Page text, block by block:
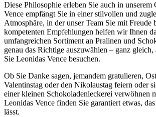
Diese Philosophie erleben Sie auch in unserem
Vence empfängt Sie in einer stilvollen und
Atmosphäre, in der unser Team Sie mit Freude
kompetenten Empfehlungen helfen wir Ihnen
umfangreichen Sortiment an Pralinen und
genau das Richtige auszuwählen – ganz
Sie Leonidas Vence besuchen.
Ob Sie Danke sagen, jemandem gratulieren,
Valentinstag oder den Nikolaustag feiern oder
einer kleinen Schokoladenleckerei verwöhnen
Leonidas Vence finden Sie garantiert etwas,
lässt.